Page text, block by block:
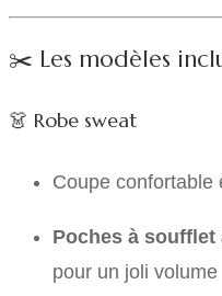
✂️ Les modèles
👗 Robe sweat
Coupe confortable
Poches à
pour un joli volume